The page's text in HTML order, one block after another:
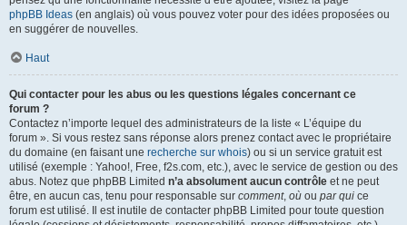
phpBB Ideas (en anglais) où vous pouvez voter pour des idées proposées ou
en suggérer de nouvelles.
Haut
Qui contacter pour les abus ou les questions légales concernant ce
forum ?
Contactez n’importe lequel des administrateurs de la liste « L’équipe du
forum ». Si vous restez sans réponse alors prenez contact avec le propriétaire
du domaine (en faisant une recherche sur whois) ou si un service gratuit est
utilisé (exemple : Yahoo!, Free, f2s.com, etc.), avec le service de gestion ou des
abus. Notez que phpBB Limited n’a absolument aucun contrôle et ne peut
être, en aucun cas, tenu pour responsable sur comment, où ou par qui ce
forum est utilisé. Il est inutile de contacter phpBB Limited pour toute question